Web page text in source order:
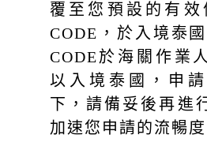
覆至您預設的有效
CODE，於入境泰
CODE於海關作業
以入境泰國，申
下，請備妥後再進
加速您申請的流暢